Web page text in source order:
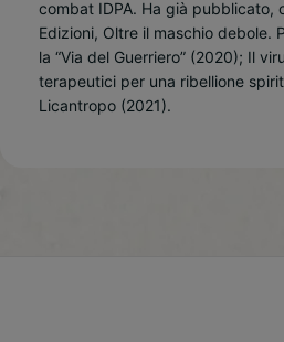
combat IDPA. Ha già pubblicato,
Edizioni, Oltre il maschio debole.
la “Via del Guerriero” (2020); Il
terapeutici per una ribellione
Licantropo (2021).